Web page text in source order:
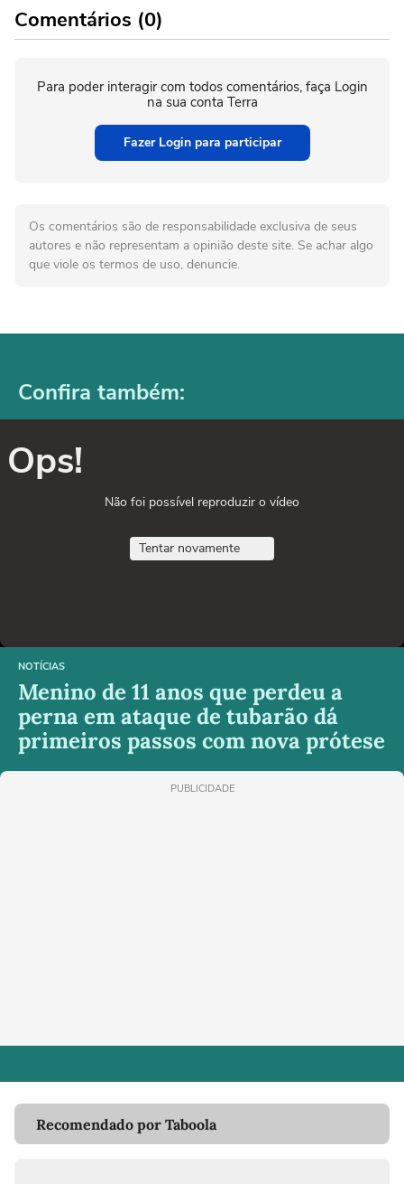
Comentários (0)
Para poder interagir com todos comentários, faça Login
na sua conta Terra
Fazer Login para participar
Os comentários são de responsabilidade exclusiva de seus
autores e não representam a opinião deste site. Se achar algo
que viole os termos de uso, denuncie.
Confira também:
Ops!
Não foi possível reproduzir o vídeo
Tentar novamente
NOTÍCIAS
Menino de 11 anos que perdeu a
perna em ataque de tubarão dá
primeiros passos com nova prótese
PUBLICIDADE
Recomendado por Taboola